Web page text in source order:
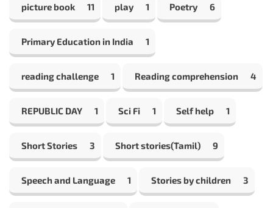
picture book 11 play 1 Poetry 6
Primary Education in India 1
reading challenge 1 Reading comprehension 4
REPUBLIC DAY 1 Sci Fi 1 Self help 1
Short Stories 3 Short stories(Tamil) 9
Speech and Language 1 Stories by children 3